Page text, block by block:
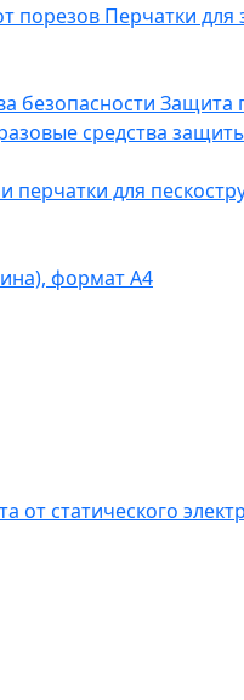
порезов Перчатки для
безопасности Защита
средства
перчатки для
формат А4
от статического